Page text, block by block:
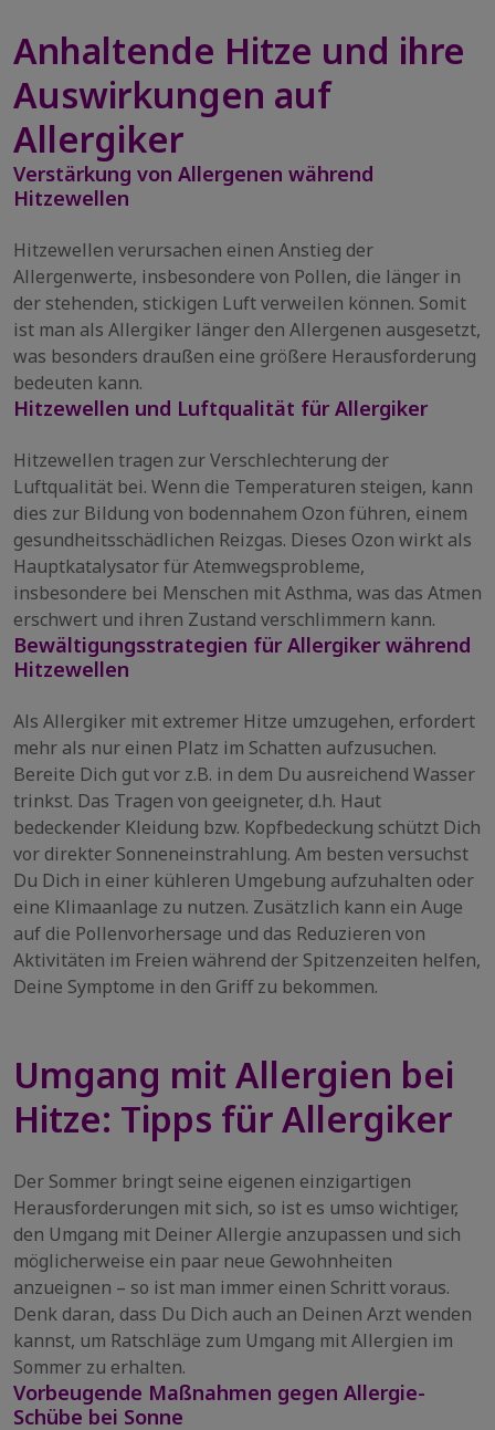
Anhaltende Hitze und ihre
Auswirkungen auf
Allergiker
Verstärkung von Allergenen während
Hitzewellen
Hitzewellen verursachen einen Anstieg der
Allergenwerte, insbesondere von Pollen, die länger in
der stehenden, stickigen Luft verweilen können. Somit
ist man als Allergiker länger den Allergenen ausgesetzt,
was besonders draußen eine größere Herausforderung
bedeuten kann.
Hitzewellen und Luftqualität für Allergiker
Hitzewellen tragen zur Verschlechterung der
Luftqualität bei. Wenn die Temperaturen steigen, kann
dies zur Bildung von bodennahem Ozon führen, einem
gesundheitsschädlichen Reizgas. Dieses Ozon wirkt als
Hauptkatalysator für Atemwegsprobleme,
insbesondere bei Menschen mit Asthma, was das Atmen
erschwert und ihren Zustand verschlimmern kann.
Bewältigungsstrategien für Allergiker während
Hitzewellen
Als Allergiker mit extremer Hitze umzugehen, erfordert
mehr als nur einen Platz im Schatten aufzusuchen.
Bereite Dich gut vor z.B. in dem Du ausreichend Wasser
trinkst. Das Tragen von geeigneter, d.h. Haut
bedeckender Kleidung bzw. Kopfbedeckung schützt Dich
vor direkter Sonneneinstrahlung. Am besten versuchst
Du Dich in einer kühleren Umgebung aufzuhalten oder
eine Klimaanlage zu nutzen. Zusätzlich kann ein Auge
auf die Pollenvorhersage und das Reduzieren von
Aktivitäten im Freien während der Spitzenzeiten helfen,
Deine Symptome in den Griff zu bekommen.
Umgang mit Allergien bei
Hitze: Tipps für Allergiker
Der Sommer bringt seine eigenen einzigartigen
Herausforderungen mit sich, so ist es umso wichtiger,
den Umgang mit Deiner Allergie anzupassen und sich
möglicherweise ein paar neue Gewohnheiten
anzueignen – so ist man immer einen Schritt voraus.
Denk daran, dass Du Dich auch an Deinen Arzt wenden
kannst, um Ratschläge zum Umgang mit Allergien im
Sommer zu erhalten.
Vorbeugende Maßnahmen gegen Allergie-
Schübe bei Sonne